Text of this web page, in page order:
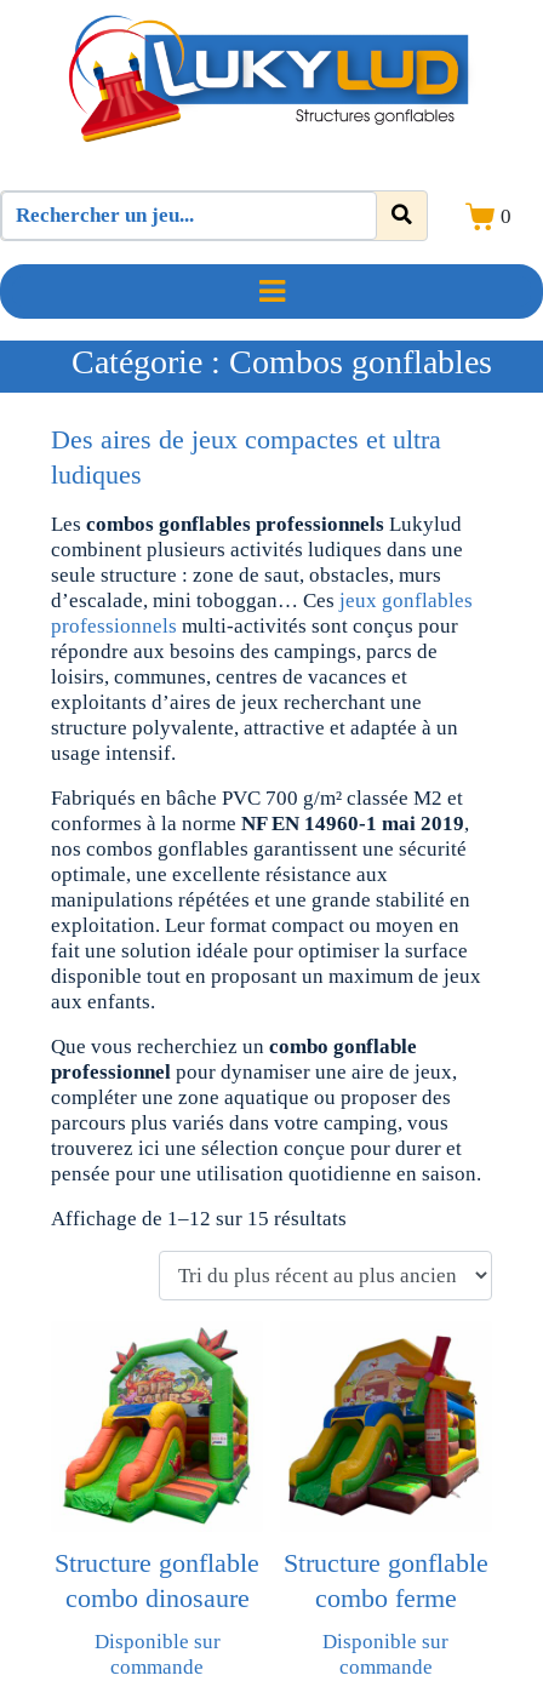
0
Catégorie : Combos gonflables
Des aires de jeux compactes et ultra
ludiques
Lescombos gonflables professionnels Lukylud
combinent plusieurs activités ludiques dans une
seule structure : zone de saut, obstacles, murs
d’escalade, mini toboggan… Cesjeux gonflables
professionnels multi-activités sont conçus pour
répondre aux besoins des campings, parcs de
loisirs, communes, centres de vacances et
exploitants d’aires de jeux recherchant une
structure polyvalente, attractive et adaptée à un
usage intensif.
Fabriqués en bâche PVC 700 g/m² classée M2 et
conformes à la normeNF EN 14960-1 mai 2019,
nos combos gonflables garantissent une sécurité
optimale, une excellente résistance aux
manipulations répétées et une grande stabilité en
exploitation. Leur format compact ou moyen en
fait une solution idéale pour optimiser la surface
disponible tout en proposant un maximum de jeux
aux enfants.
Que vous recherchiez uncombo gonflable
professionnel pour dynamiser une aire de jeux,
compléter une zone aquatique ou proposer des
parcours plus variés dans votre camping, vous
trouverez ici une sélection conçue pour durer et
pensée pour une utilisation quotidienne en saison.
Affichage de 1–12 sur 15 résultats
Structure gonflable
combo dinosaure
Disponible sur
commande
Structure gonflable
combo ferme
Disponible sur
commande